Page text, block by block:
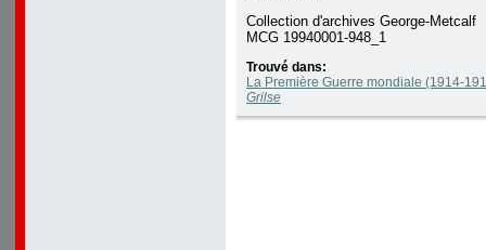
Collection d'archives George-Metcalf
MCG 19940001-948_1
Trouvé dans:
La Première Guerre mondiale (1914-
Grilse